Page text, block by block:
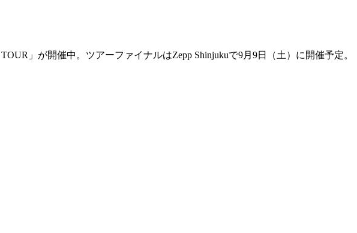
」が開催中。ツアーファイナルはZepp Shinjukuで9月9日（土）に開催予定。